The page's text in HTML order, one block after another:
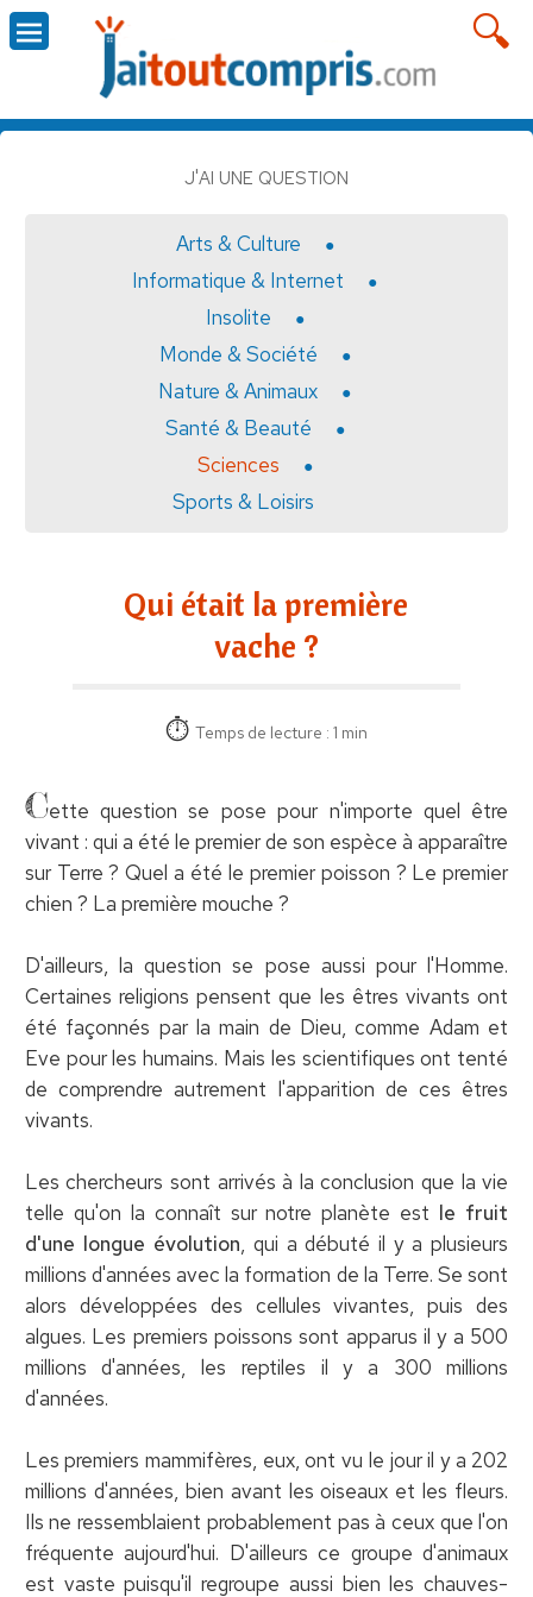
J'AI UNE QUESTION
Arts & Culture
Informatique & Internet
Insolite
Monde & Société
Nature & Animaux
Santé & Beauté
Sciences
Sports & Loisirs
Qui était la première
vache ?
Temps de lecture : 1 min
Cette question se pose pour n'importe quel être
vivant : qui a été le premier de son espèce à apparaître
sur Terre ? Quel a été le premier poisson ? Le premier
chien ? La première mouche ?
D'ailleurs, la question se pose aussi pour l'Homme.
Certaines religions pensent que les êtres vivants ont
été façonnés par la main de Dieu, comme Adam et
Eve pour les humains. Mais les scientifiques ont tenté
de comprendre autrement l'apparition de ces êtres
vivants.
Les chercheurs sont arrivés à la conclusion que la vie
telle qu'on la connaît sur notre planète est le fruit
d'une longue évolution, qui a débuté il y a plusieurs
millions d'années avec la formation de la Terre. Se sont
alors développées des cellules vivantes, puis des
algues. Les premiers poissons sont apparus il y a 500
millions d'années, les reptiles il y a 300 millions
d'années.
Les premiers mammifères, eux, ont vu le jour il y a 202
millions d'années, bien avant les oiseaux et les fleurs.
Ils ne ressemblaient probablement pas à ceux que l'on
fréquente aujourd'hui. D'ailleurs ce groupe d'animaux
est vaste puisqu'il regroupe aussi bien les chauves-